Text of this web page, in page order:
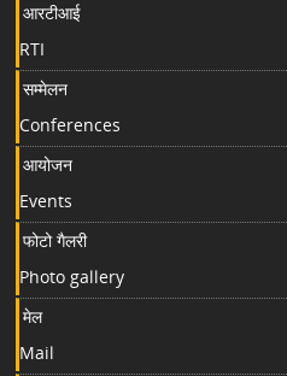
आरटीआई
RTI
सम्मेलन
Conferences
आयोजन
Events
फोटो गैलरी
Photo gallery
मेल
Mail